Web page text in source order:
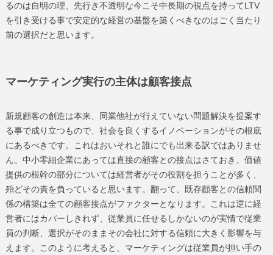
るのは自明の理、先行き不透明な今こそ中長期の視点を持ってLTV
を引き受ける事で安定的な経営の基盤を築くべきなのはごく当たり
前の選択だと思います。
マーケティング実行の主体は顧客接点
新規顧客の創造は本来、同業他社が行えていない問題解決を提案す
る事で成り立つもので、社会を良くするイノベーションがその根底
にあるべきです。これはおいそれと誰にでも出来る訳ではありませ
ん。中小零細企業にあっては直接の顧客との接点はさておき、価値
提供の根幹の部分については経営者がその役割を担うことが多く、
殆どその責を負っていると思います。翻って、既存顧客との信頼関
係の構築は全ての顧客接点がファクターとなります。これは逆に経
営者にはカバーしきれず、従業員に任せるしかないのが実情で従業
員の判断、選択がそのままその会社に対する信頼に大きく影響を与
えます。このように考えると、マーケティングは従業員が担い手の